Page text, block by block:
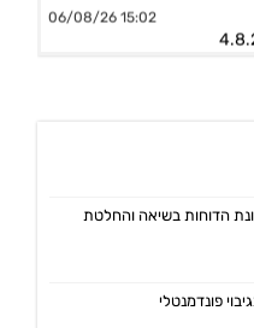
15:02 06/08/26
הדוחות בשיאה והחלטת
פונדמנטלי